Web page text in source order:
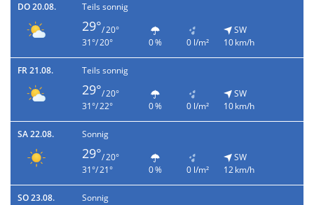
DO 20.08. Teils sonnig
29°/ 20°
31°/ 20°
0 % 0 l/m²
SW
10 km/h
FR 21.08. Teils sonnig
29°/ 20°
31°/ 22°
0 % 0 l/m²
SW
10 km/h
SA 22.08. Sonnig
29°/ 20°
31°/ 21°
0 % 0 l/m²
SW
12 km/h
SO 23.08. Sonnig